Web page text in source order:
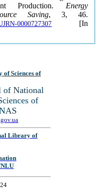
Production. Energy
Saving, 3, 46.
0000727307 [In
of Sciences of
of National
of
Library of